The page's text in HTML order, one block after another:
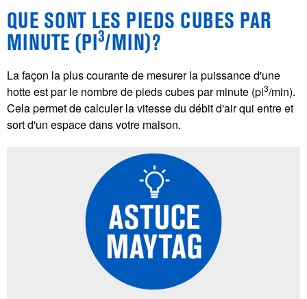
QUE SONT LES PIEDS CUBES PAR
MINUTE (PI3/MIN)?
La façon la plus courante de mesurer la puissance d'une
hotte est par le nombre de pieds cubes par minute (pi3/min).
Cela permet de calculer la vitesse du débit d'air qui entre et
sort d'un espace dans votre maison.